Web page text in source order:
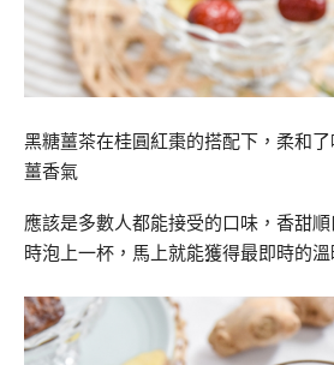
黑糖薑茶在桂圓紅棗的搭配下，柔和
薑香氣
應該是多數人都能接受的口味，香甜
時泡上一杯，馬上就能獲得最即時的